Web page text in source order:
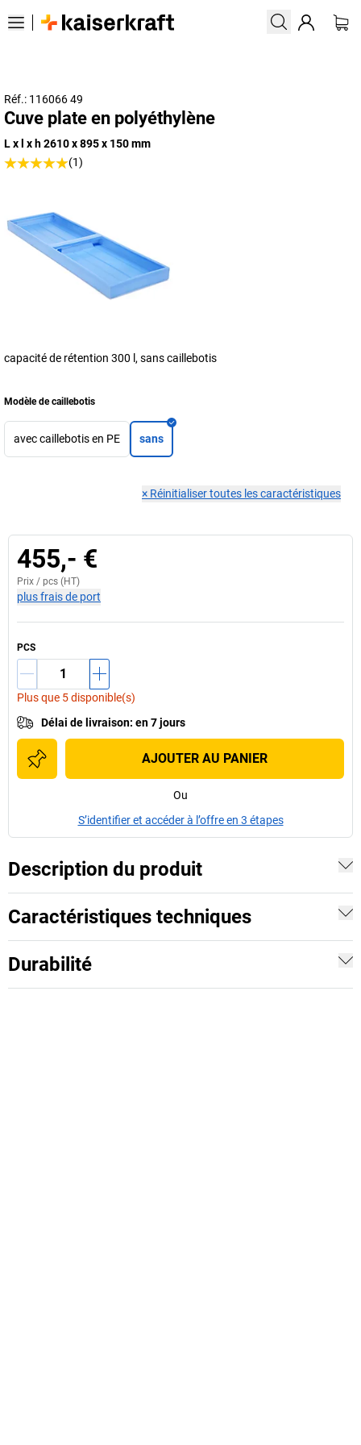
Réf.: 116066 49
Cuve plate en polyéthylène
L x l x h 2610 x 895 x 150 mm
(1)
capacité de rétention 300 l, sans caillebotis
Modèle de caillebotis
avec caillebotis en PE sans
× Réinitialiser toutes les caractéristiques
455,- €
Prix / pcs (HT)
plus frais de port
PCS
Plus que 5 disponible(s)
Délai de livraison: en 7 jours
AJOUTER AU PANIER
Ou
S’identifier et accéder à l’offre en 3 étapes
Description du produit
Caractéristiques techniques
Durabilité